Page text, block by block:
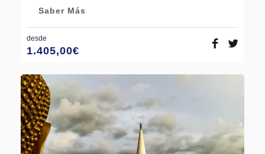
Saber Más
desde
1.405,00€